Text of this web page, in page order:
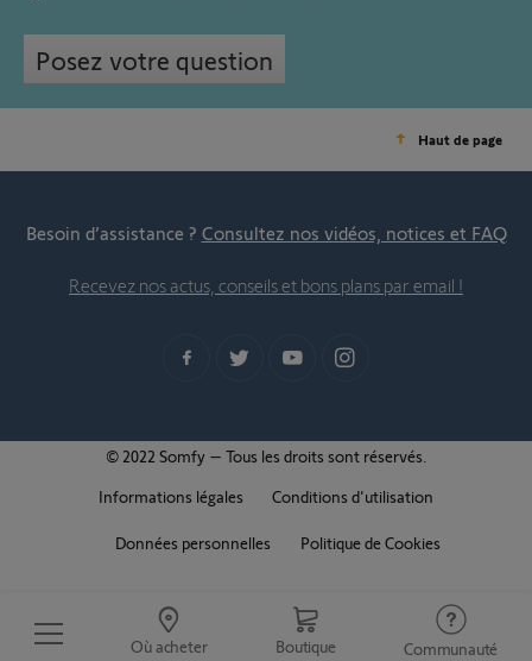
Où acheter Boutique Communauté
Posez votre question
Haut de page
Besoin d’assistance ? Consultez nos vidéos, notices et FAQ
Recevez nos actus, conseils et bons plans par email !
© 2022 Somfy – Tous les droits sont réservés.
Informations légales
Conditions d'utilisation
Données personnelles Politique de Cookies